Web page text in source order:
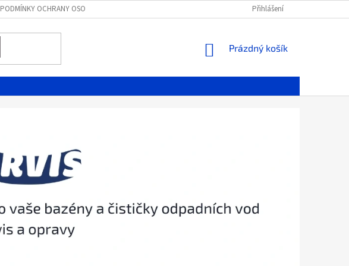
PODMÍNKY OCHRANY OSOBNÍCH ÚDAJŮ Přihlášení
NÁKUPNÍ
Prázdný košík